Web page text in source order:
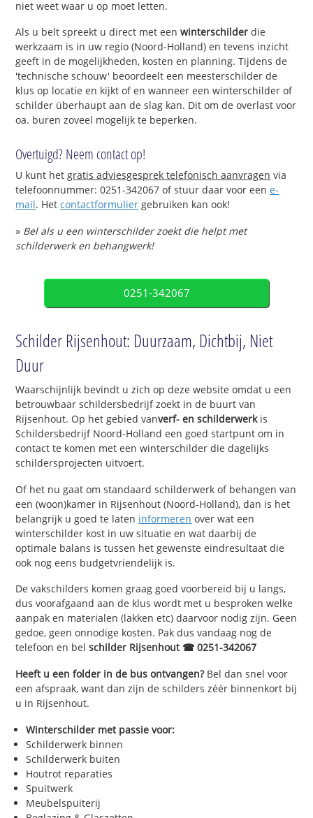
niet weet waar u op moet letten.
Als u belt spreekt u direct met eenwinterschilder die
werkzaam is in uw regio (Noord-Holland) en tevens inzicht
geeft in de mogelijkheden, kosten en planning. Tijdens de
'technische schouw' beoordeelt een meesterschilder de
klus op locatie en kijkt of en wanneer een winterschilder of
schilder überhaupt aan de slag kan. Dit om de overlast voor
oa. buren zoveel mogelijk te beperken.
Overtuigd? Neem contact op!
U kunt hetgratis adviesgesprek telefonisch aanvragen via
telefoonnummer: 0251-342067 of stuur daar voor eene-
mail. Hetcontactformulier gebruiken kan ook!
» Bel als u een winterschilder zoekt die helpt met
schilderwerk en behangwerk!
0251-342067
Schilder Rijsenhout: Duurzaam, Dichtbij, Niet
Duur
Waarschijnlijk bevindt u zich op deze website omdat u een
betrouwbaar schildersbedrijf zoekt in de buurt van
Rijsenhout. Op het gebied vanverf- en schilderwerkis
Schildersbedrijf Noord-Holland een goed startpunt om in
contact te komen met een winterschilder die dagelijks
schildersprojecten uitvoert.
Of het nu gaat om standaard schilderwerk of behangen van
een (woon)kamer in Rijsenhout (Noord-Holland), dan is het
belangrijk u goed te laten informeren over wat een
winterschilder kost in uw situatie en wat daarbij de
optimale balans is tussen het gewenste eindresultaat die
ook nog eens budgetvriendelijk is.
De vakschilders komen graag goed voorbereid bij u langs,
dus voorafgaand aan de klus wordt met u besproken welke
aanpak en materialen (lakken etc) daarvoor nodig zijn. Geen
gedoe, geen onnodige kosten. Pak dus vandaag nog de
telefoon en belschilder Rijsenhout ☎ 0251-342067
Heeft u een folder in de bus ontvangen?Bel dan snel voor
een afspraak, want dan zijn de schilders zéér binnenkort bij
u in Rijsenhout.
Winterschilder met passie voor:
Schilderwerk binnen
Schilderwerk buiten
Houtrot reparaties
Spuitwerk
Meubelspuiterij